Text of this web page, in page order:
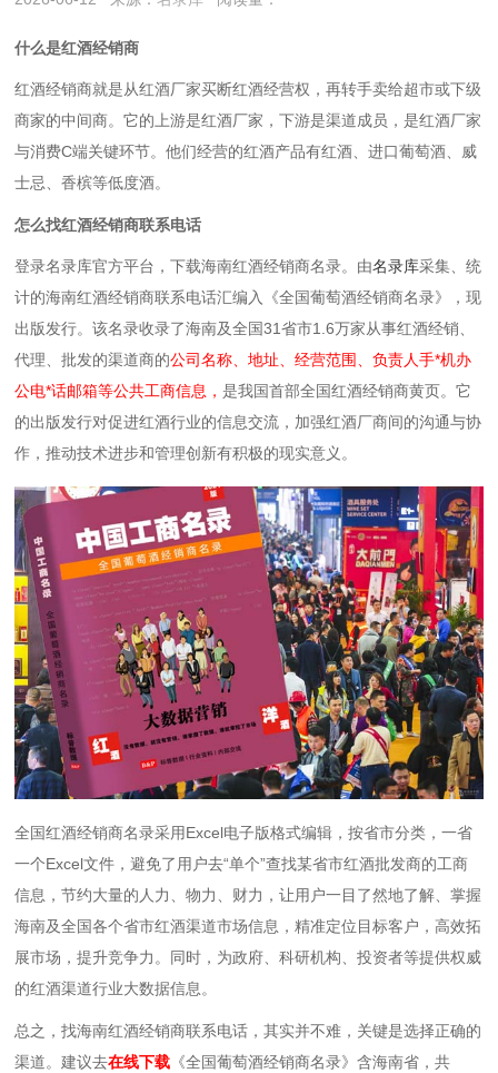
什么是红酒经销商
红酒经销商就是‌从红酒厂家买断红酒经营权，再转手卖给超市或下级
商家的中间商‌。它的上游是红酒厂家，下游是渠道成员，是红酒厂家
与消费C端关键环节。他们经营的红酒产品有红酒、进口葡萄酒、威
士忌、香槟等低度酒。
怎么找红酒经销商联系电话
登录名录库官方平台，下载海南红酒经销商名录。 由名录库采集、统
计的海南红酒经销商联系电话汇编入《全国葡萄酒经销商名录》，现
出版发行。该名录收录了海南及全国31省市1.6万家从事红酒经销、
代理、批发的渠道商的公司名称、地址、经营范围、负责人手*机办
公电*话邮箱等公共工商信息，是我国首部全国红酒经销商黄页。它
的出版发行对促进红酒行业的信息交流，加强红酒厂商间的沟通与协
作，推动技术进步和管理创新有积极的现实意义。
全国红酒经销商名录采用Excel电子版格式编辑，按省市分类，一省
一个Excel文件，避免了用户去“单个”查找某省市红酒批发商的工商
信息，节约大量的人力、物力、财力，让用户一目了然地了解、掌握
海南及全国各个省市红酒渠道市场信息，精准定位目标客户，高效拓
展市场，提升竞争力。同时，为政府、科研机构、投资者等提供权威
的红酒渠道行业大数据信息。
总之，找海南红酒经销商联系电话，其实并不难，关键是选择正确的
渠道。建议去在线下载 《全国葡萄酒经销商名录》含海南省，共